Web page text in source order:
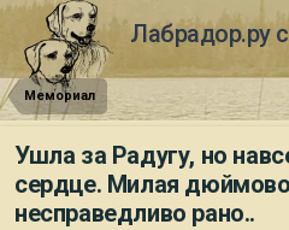
Лабрадор.ру
Мемориал
Ушла за Радугу, но
сердце. Милая
несправедливо рано..